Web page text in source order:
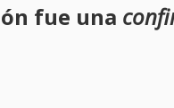
fue una